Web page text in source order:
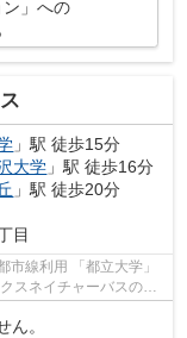
ン」への
」駅 徒歩15分
大学 」駅 徒歩16分
」駅 徒歩20分
目
ん。